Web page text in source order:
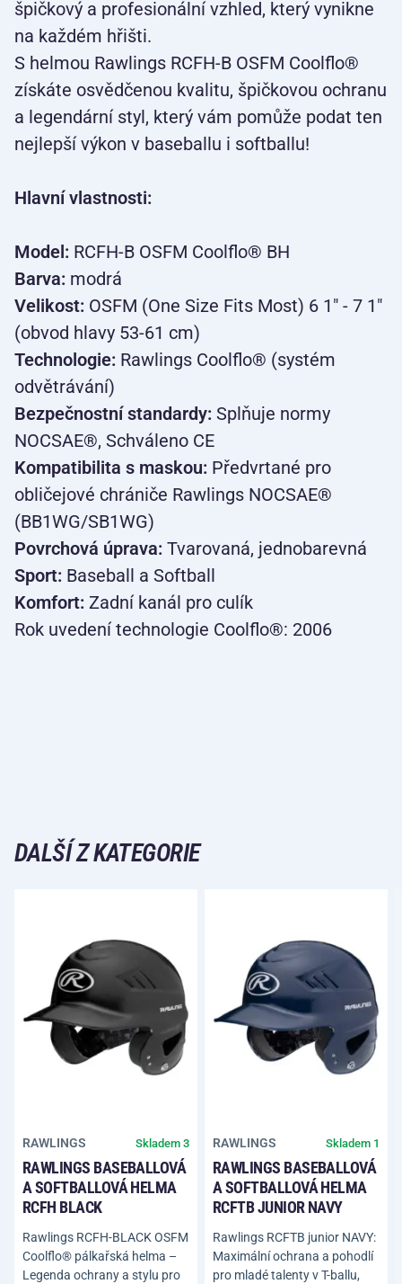
špičkový a profesionální vzhled, který vynikne
na každém hřišti.
S helmou Rawlings RCFH-B OSFM Coolflo®
získáte osvědčenou kvalitu, špičkovou ochranu
a legendární styl, který vám pomůže podat ten
nejlepší výkon v baseballu i softballu!
Hlavní vlastnosti:
Model: RCFH-B OSFM Coolflo® BH
Barva: modrá
Velikost: OSFM (One Size Fits Most) 6 1" - 7 1"
(obvod hlavy 53-61 cm)
Technologie: Rawlings Coolflo® (systém
odvětrávání)
Bezpečnostní standardy: Splňuje normy
NOCSAE®, Schváleno CE
Kompatibilita s maskou: Předvrtané pro
obličejové chrániče Rawlings NOCSAE®
(BB1WG/SB1WG)
Povrchová úprava: Tvarovaná, jednobarevná
Sport: Baseball a Softball
Komfort: Zadní kanál pro culík
Rok uvedení technologie Coolflo®: 2006
DALŠÍ Z KATEGORIE
RAWLINGS Skladem 3
RAWLINGS BASEBALLOVÁ
A SOFTBALLOVÁ HELMA
RCFH BLACK
Rawlings RCFH-BLACK OSFM
Coolflo® pálkařská helma –
Legenda ochrany a stylu pro
RAWLINGS Skladem 1
RAWLINGS BASEBALLOVÁ
A SOFTBALLOVÁ HELMA
RCFTB JUNIOR NAVY
Rawlings RCFTB junior NAVY:
Maximální ochrana a pohodlí
pro mladé talenty v T-ballu,